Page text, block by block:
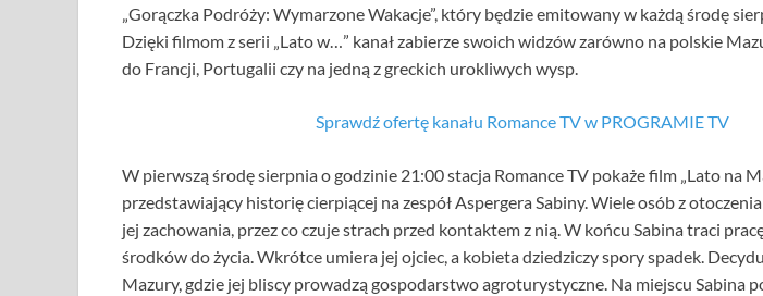
„Gorączka Podróży: Wymarzone Wakacje”, który będzie emitowany w każdą środę
Dzięki filmom z serii „Lato w…” kanał zabierze swoich widzów zarówno na polskie
do Francji, Portugalii czy na jedną z greckich urokliwych wysp.
Sprawdź ofertę kanału Romance TV w PROGRAMIE TV
W pierwszą środę sierpnia o godzinie 21:00 stacja Romance TV pokaże film „Lato na
przedstawiający historię cierpiącej na zespół Aspergera Sabiny. Wiele osób z
jej zachowania, przez co czuje strach przed kontaktem z nią. W końcu Sabina traci
środków do życia. Wkrótce umiera jej ojciec, a kobieta dziedziczy spory spadek.
Mazury, gdzie jej bliscy prowadzą gospodarstwo agroturystyczne. Na miejscu Sabina